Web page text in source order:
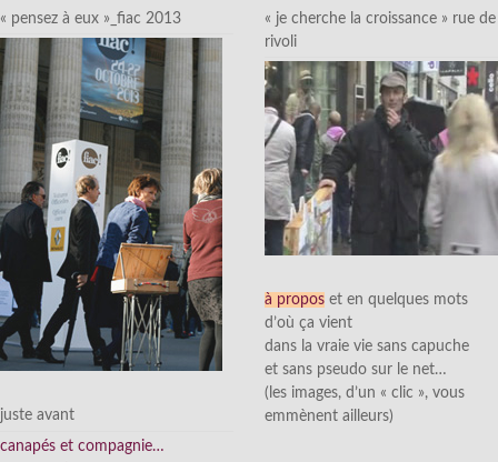
« pensez à eux »_fiac 2013
juste avant
canapés et compagnie…
« je cherche la croissance » rue de
rivoli
à propos et en quelques mots
d’où ça vient
dans la vraie vie sans capuche
et sans pseudo sur le net…
(les images, d’un « clic », vous
emmènent ailleurs)